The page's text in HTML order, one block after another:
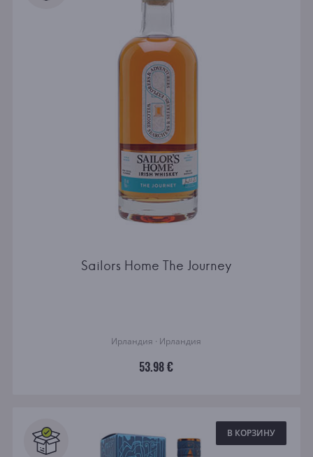
Sailors Home The Journey
Ирландия · Ирландия
53.98 €
В КОРЗИНУ